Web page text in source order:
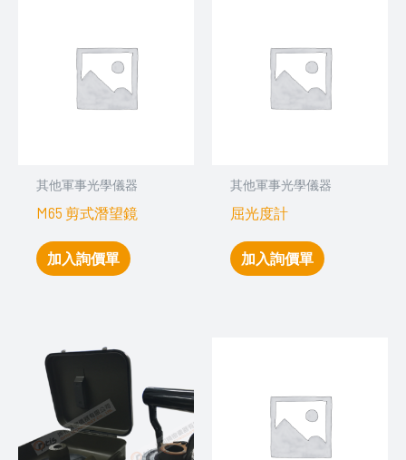
其他軍事光學儀器
M65 剪式潛望鏡
加入詢價單
其他軍事光學儀器
屈光度計
加入詢價單